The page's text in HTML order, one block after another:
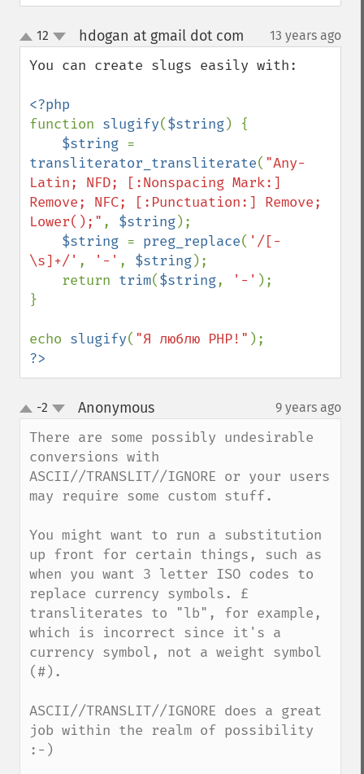
up
down
12 hdogan at gmail dot com 13 years ago
You can create slugs easily with:
function slugify($string) {
$string
transliterator_transliterate( "Any-
Latin; NFD; [:Nonspacing Mark:]
Remove; NFC; [:Punctuation:] Remove;
Lower();" , $string);
$string = preg_replace( '/[-
\s]+/' , '-' , $string);
    return
trim($string, '-' );
}
echo slugify( "Я люблю PHP!"
?>
up
down
-2 Anonymous¶ 9 years ago
There are some possibly undesirable
conversions with
ASCII//TRANSLIT//IGNORE or your users
may require some custom stuff.
You might want to run a substitution
up front for certain things, such as
when you want 3 letter ISO codes to
replace currency symbols. £
transliterates to "lb", for example,
which is incorrect since it's a
currency symbol, not a weight symbol
(#).
ASCII//TRANSLIT//IGNORE does a great
job within the realm of possibility
:-)